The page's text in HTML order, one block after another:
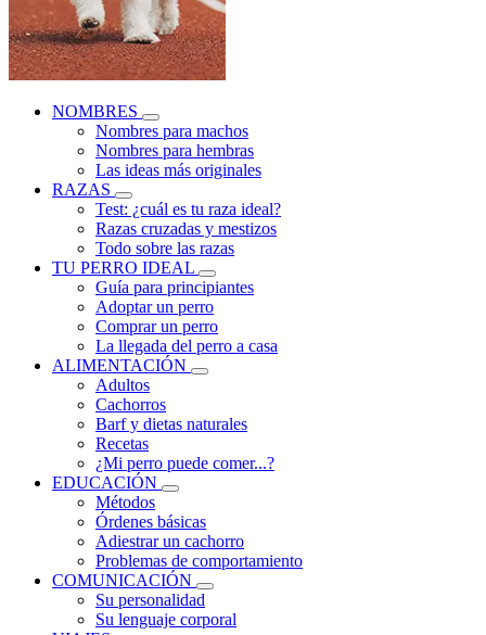
NOMBRES
Nombres para machos
Nombres para hembras
Las ideas más originales
RAZAS
Test: ¿cuál es tu raza ideal?
Razas cruzadas y mestizos
Todo sobre las razas
TU PERRO IDEAL
Guía para principiantes
Adoptar un perro
Comprar un perro
La llegada del perro a casa
ALIMENTACIÓN
Adultos
Cachorros
Barf y dietas naturales
Recetas
¿Mi perro puede comer...?
EDUCACIÓN
Métodos
Órdenes básicas
Adiestrar un cachorro
Problemas de comportamiento
COMUNICACIÓN
Su personalidad
Su lenguaje corporal